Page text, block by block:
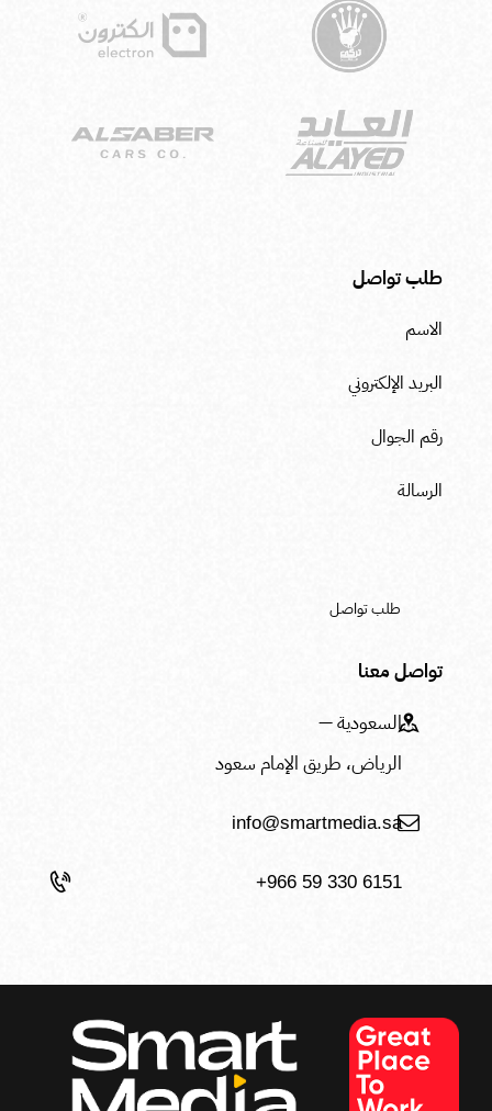
طلب تواصل
تواصل معنا
السعودية —
الرياض، طريق الإمام سعود
info@smartmedia.sa
+966 59 330 6151